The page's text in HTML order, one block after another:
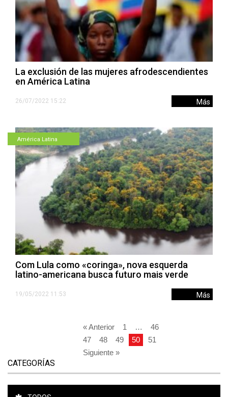
La exclusión de las mujeres afrodescendientes
en América Latina
26/07/2022 15:22 Más
América Latina
Com Lula como «coringa», nova esquerda
latino-americana busca futuro mais verde
19/05/2022 11:53 Más
« Anterior 1 …
46
47
48 49 50
51
Siguiente »
CATEGORÍAS